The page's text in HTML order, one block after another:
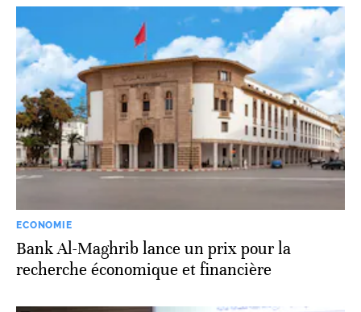
ECONOMIE
Bank Al-Maghrib lance un prix pour la
recherche économique et financière